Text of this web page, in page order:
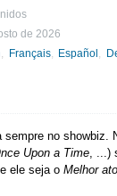
de 2026
Français Español
sempre no showbiz.
Upon a Time, ...)
ele seja o Melhor